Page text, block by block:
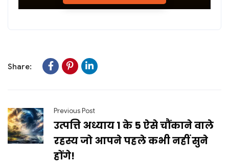
Share:
Previous Post
उत्पत्ति अध्याय 1 के 5 ऐसे चौंकाने वाले
रहस्य जो आपने पहले कभी नहीं सुने
होंगे!